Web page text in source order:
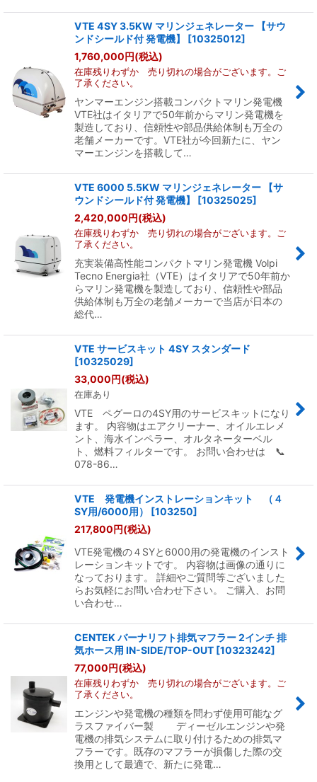
VTE 4SY 3.5KW マリンジェネレーター 【サウ
ンドシールド付 発電機】
[10325012]
1,760,000円(税込)
在庫残りわずか 売り切れの場合がございます。ご
了承ください。
ヤンマーエンジン搭載コンパクトマリン発電機
VTE社はイタリアで50年前からマリン発電機を
製造しており、信頼性や部品供給体制も万全の
老舗メーカーです。VTE社が今回新たに、ヤン
マーエンジンを搭載して…
VTE 6000 5.5KW マリンジェネレーター 【サ
ウンドシールド付 発電機】
[10325025]
2,420,000円(税込)
在庫残りわずか 売り切れの場合がございます。ご
了承ください。
充実装備高性能コンパクトマリン発電機 Volpi
Tecno Energia社（VTE）はイタリアで50年前か
らマリン発電機を製造しており、信頼性や部品
供給体制も万全の老舗メーカーで当店が日本の
総代…
VTE サービスキット 4SY スタンダード
[10325029]
33,000円(税込)
在庫あり
VTE ペグーロの4SY用のサービスキットになり
ます。 内容物はエアクリーナー、オイルエレメ
ント、海水インペラー、オルタネーターベル
ト、燃料フィルターです。 お問い合わせは 📞
078-86…
VTE 発電機インストレーションキット （４
SY用/6000用）
[103250]
217,800円(税込)
VTE発電機の４SYと6000用の発電機のインスト
レーションキットです。 内容物は画像の通りに
なっております。 詳細やご質問等ございました
らお気軽にお問い合わせ下さい。 ご購入、お問
い合わせ…
CENTEK バーナリフト排気マフラー 2インチ 排
気ホース用 IN-SIDE/TOP-OUT [10323242]
77,000円(税込)
在庫残りわずか 売り切れの場合がございます。ご
了承ください。
エンジンや発電機の種類を問わず使用可能なグ
ラスファイバー製 ディーゼルエンジンや発
電機の排気システムに取り付けるための排気マ
フラーです。既存のマフラーが損傷した際の交
換用として最適で、新たに発電…